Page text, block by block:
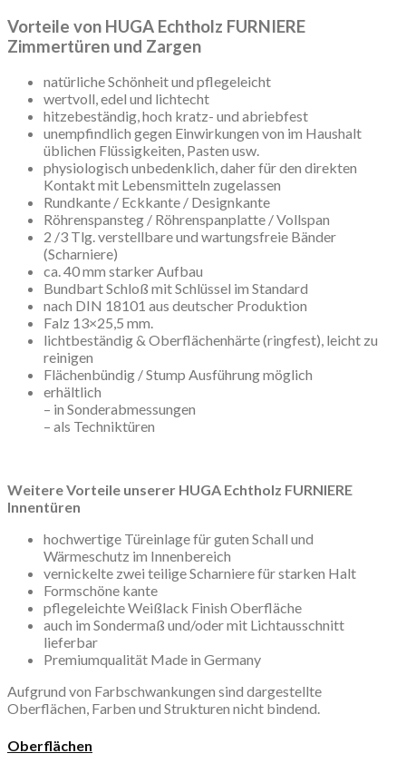
Vorteile von HUGA Echtholz FURNIERE
Zimmertüren und Zargen
natürliche Schönheit und pflegeleicht
wertvoll, edel und lichtecht
hitzebeständig, hoch kratz- und abriebfest
unempfindlich gegen Einwirkungen von im Haushalt
üblichen Flüssigkeiten, Pasten usw.
physiologisch unbedenklich, daher für den direkten
Kontakt mit Lebensmitteln zugelassen
Rundkante / Eckkante / Designkante
Röhrenspansteg / Röhrenspanplatte / Vollspan
2 /3 Tlg. verstellbare und wartungsfreie Bänder
(Scharniere)
ca. 40 mm starker Aufbau
Bundbart Schloß mit Schlüssel im Standard
nach DIN 18101 aus deutscher Produktion
Falz 13×25,5 mm.
lichtbeständig & Oberflächenhärte (ringfest), leicht zu
reinigen
Flächenbündig / Stump Ausführung möglich
erhältlich
– in Sonderabmessungen
– als Techniktüren
Weitere Vorteile unserer HUGA Echtholz FURNIERE
Innentüren
hochwertige Türeinlage für guten Schall und
Wärmeschutz im Innenbereich
vernickelte zwei teilige Scharniere für starken Halt
Formschöne kante
pflegeleichte Weißlack Finish Oberfläche
auch im Sondermaß und/oder mit Lichtausschnitt
lieferbar
Premiumqualität Made in Germany
Aufgrund von Farbschwankungen sind dargestellte
Oberflächen, Farben und Strukturen nicht bindend.
Oberflächen